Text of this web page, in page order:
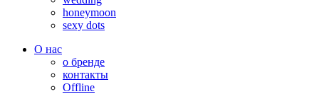
honeymoon
sexy dots
О нас
о бренде
контакты
Offline